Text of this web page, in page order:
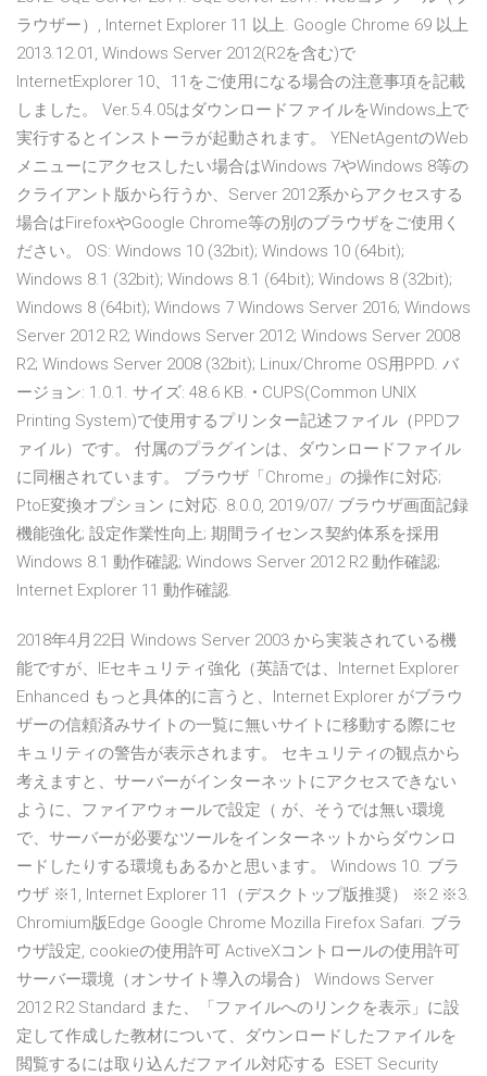
ラウザー）, Internet Explorer 11 以上. Google Chrome 69 以上
2013.12.01, Windows Server 2012(R2を含む)で
InternetExplorer 10、11をご使用になる場合の注意事項を記載
しました。 Ver.5.4.05はダウンロードファイルをWindows上で
実行するとインストーラが起動されます。 YENetAgentのWeb
メニューにアクセスしたい場合はWindows 7やWindows 8等の
クライアント版から行うか、Server 2012系からアクセスする
場合はFirefoxやGoogle Chrome等の別のブラウザをご使用く
ださい。 OS: Windows 10 (32bit); Windows 10 (64bit);
Windows 8.1 (32bit); Windows 8.1 (64bit); Windows 8 (32bit);
Windows 8 (64bit); Windows 7 Windows Server 2016; Windows
Server 2012 R2; Windows Server 2012; Windows Server 2008
R2; Windows Server 2008 (32bit); Linux/Chrome OS用PPD. バ
ージョン: 1.0.1. サイズ: 48.6 KB. • CUPS(Common UNIX
Printing System)で使用するプリンター記述ファイル（PPDフ
ァイル）です。 付属のプラグインは、ダウンロードファイル
に同梱されています。 ブラウザ「Chrome」の操作に対応;
PtoE変換オプション に対応. 8.0.0, 2019/07/ ブラウザ画面記録
機能強化; 設定作業性向上; 期間ライセンス契約体系を採用
Windows 8.1 動作確認; Windows Server 2012 R2 動作確認;
Internet Explorer 11 動作確認.
2018年4月22日 Windows Server 2003 から実装されている機
能ですが、IEセキュリティ強化（英語では、Internet Explorer
Enhanced もっと具体的に言うと、Internet Explorer がブラウ
ザーの信頼済みサイトの一覧に無いサイトに移動する際にセ
キュリティの警告が表示されます。 セキュリティの観点から
考えますと、サーバーがインターネットにアクセスできない
ように、ファイアウォールで設定（ が、そうでは無い環境
で、サーバーが必要なツールをインターネットからダウンロ
ードしたりする環境もあるかと思います。 Windows 10. ブラ
ウザ ※1, Internet Explorer 11（デスクトップ版推奨） ※2 ※3.
Chromium版Edge Google Chrome Mozilla Firefox Safari. ブラ
ウザ設定, cookieの使用許可 ActiveXコントロールの使用許可
サーバー環境（オンサイト導入の場合） Windows Server
2012 R2 Standard また、「ファイルへのリンクを表示」に設
定して作成した教材について、ダウンロードしたファイルを
閲覧するには取り込んだファイル対応する ESET Security